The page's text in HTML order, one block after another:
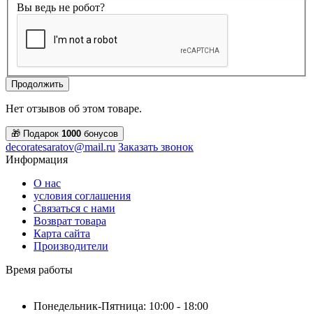
Вы ведь не робот?
Продолжить
Нет отзывов об этом товаре.
🎁 Подарок 1000 бонусов
decoratesaratov@mail.ru Заказать звонок
Информация
О нас
условия соглашения
Связаться с нами
Возврат товара
Карта сайта
Производители
Время работы
Понедельник-Пятница: 10:00 - 18:00